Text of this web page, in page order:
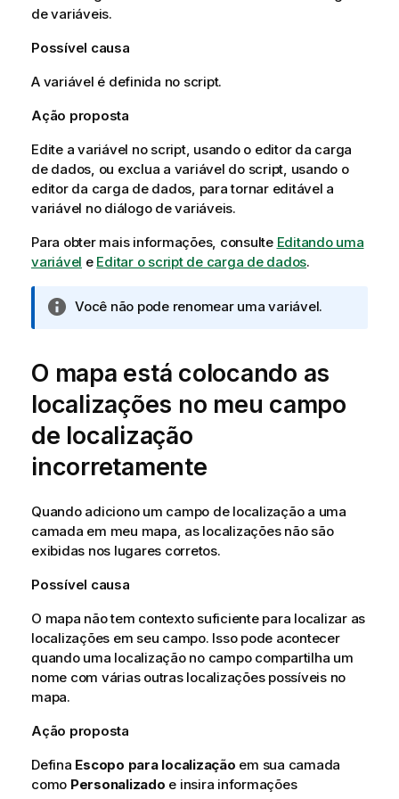
de variáveis.
Possível causa
A variável é definida no script.
Ação proposta
Edite a variável no script, usando o editor da carga
de dados, ou exclua a variável do script, usando o
editor da carga de dados, para tornar editável a
variável no diálogo de variáveis.
Para obter mais informações, consulte Editando uma
variável e Editar o script de carga de dados.
N
a
i
n
o
r
t
i
v
a
Você não pode renomear uma variável.
O mapa está colocando as
localizações no meu campo
de localização
incorretamente
Quando adiciono um campo de localização a uma
camada em meu mapa, as localizações não são
exibidas nos lugares corretos.
Possível causa
O mapa não tem contexto suficiente para localizar as
localizações em seu campo. Isso pode acontecer
quando uma localização no campo compartilha um
nome com várias outras localizações possíveis no
mapa.
Ação proposta
Defina Escopo para localização em sua camada
como Personalizado e insira informações